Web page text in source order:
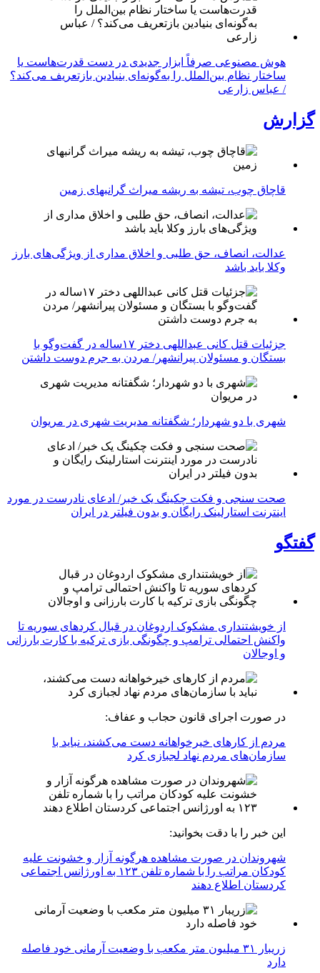
هوش مصنوعی صرفاً ابزار جدیدی در دست قدرت‌هاست یا
ساختار نظام بین‌الملل را به‌گونه‌ای بنیادین بازتعریف می‌کند؟
/ عباس زارعی
گزارش
قاچاق چوب، تیشه به ریشه میراث گرانبهای زمین
عدالت، انصاف، حق طلبی و اخلاق مداری از ویژگی‌های بارز
وکلا باید باشد
جزئیات قتل کانی عبداللهی دختر ۱۷ساله در گفت‌وگو با
بستگان و مسئولان پیرانشهر/ مردن به جرم دوست داشتن
شهری با دو شهردار؛ شگفتانه مدیریت شهری در مریوان
صحت سنجی و فکت چکینگ یک خبر/ ادعای نادرست در مورد
اینترنت استارلینک رایگان و بدون فیلتر در ایران
گفتگو
از خویشتنداری مشکوک اردوغان در قبال کردهای سوریه تا
واکنش احتمالی ترامپ و چگونگی بازی ترکیه با کارت بارزانی
و اوجالان
در صورت اجرای قانون حجاب و عفاف:
مردم از کارهای خیرخواهانه دست می‌کشند، نباید با
سازمان‌های مردم نهاد لجبازی کرد
این خبر را با دقت بخوانید:
شهروندان در صورت مشاهده هرگونه آزار و خشونت علیه
کودکان مراتب را با شماره تلفن ۱۲۳ به اورژانس اجتماعی
کردستان اطلاع دهند
زریبار ۳۱ میلیون متر مکعب با وضعیت آرمانی خود فاصله
دارد